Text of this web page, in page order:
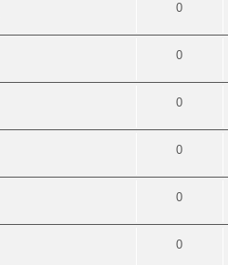
0
0
0
0
0
0